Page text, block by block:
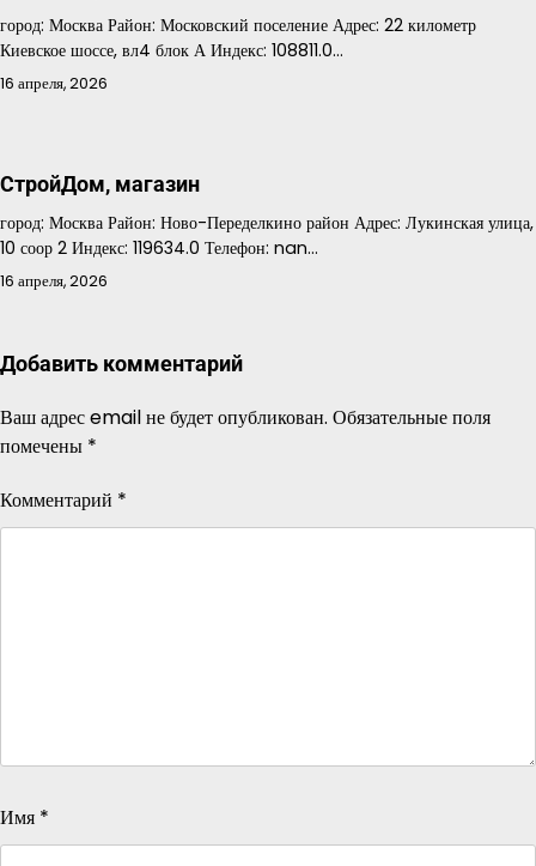
город: Москва Район: Московский поселение Адрес: 22 километр
Киевское шоссе, вл4 блок А Индекс: 108811.0…
16 апреля, 2026
СтройДом, магазин
город: Москва Район: Ново-Переделкино район Адрес: Лукинская улица,
10 соор 2 Индекс: 119634.0 Телефон: nan…
16 апреля, 2026
Добавить комментарий
Ваш адрес email не будет опубликован. Обязательные поля
помечены *
Комментарий *
Имя *